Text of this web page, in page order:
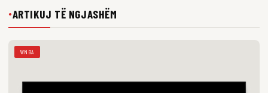
●ARTIKUJ TË NGJASHËM
WNBA